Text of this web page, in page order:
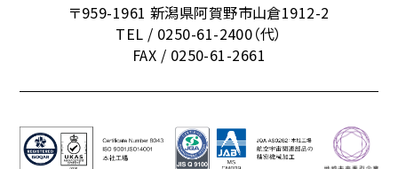
〒959-1961 新潟県阿賀野市山倉1912-2
TEL / 0250-61-2400（代）
FAX / 0250-61-2661